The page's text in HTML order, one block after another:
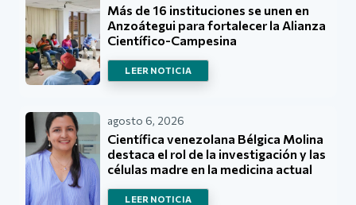
Más de 16 instituciones se unen en
Anzoátegui para fortalecer la Alianza
Científico-Campesina
LEER NOTICIA
agosto 6, 2026
Científica venezolana Bélgica Molina
destaca el rol de la investigación y las
células madre en la medicina actual
LEER NOTICIA